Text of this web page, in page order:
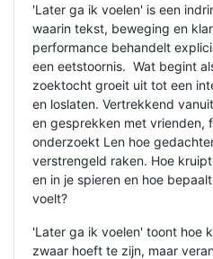
'Later ga ik voelen' is een
waarin tekst, beweging en
performance behandelt
een eetstoornis. Wat begint
zoektocht groeit uit tot een
en loslaten. Vertrekkend
en gesprekken met vrienden,
onderzoekt Len hoe
verstrengeld raken. Hoe
en in je spieren en hoe
voelt?
'Later ga ik voelen' toont hoe
zwaar hoeft te zijn, maar